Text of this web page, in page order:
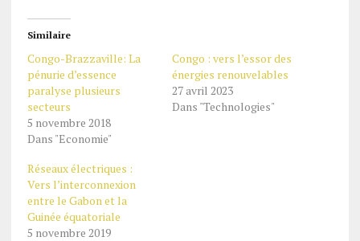
Similaire
Congo-Brazzaville: La
pénurie d’essence
paralyse plusieurs
secteurs
5 novembre 2018
Dans "Economie"
Congo : vers l’essor des
énergies renouvelables
27 avril 2023
Dans "Technologies"
Réseaux électriques :
Vers l’interconnexion
entre le Gabon et la
Guinée équatoriale
5 novembre 2019